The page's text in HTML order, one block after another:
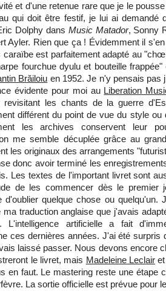
et d'une retenue rare que je le
qui doit être festif, je lui ai demandé
Dolphy dans Music Matador, Sonny
Ayler. Rien que ça ! Évidemment il
caraïbe est parfaitement adapté au
fourchue dyulu et bouteille
Brăiloiu en 1952. Je n'y pensais pas
évidente pour moi au Liberation
revisitant les chants de la guerre
différent du point de vue du style ou
les archives conservent leur
me semble décuplée grâce au
les originaux des arrangements
donc avoir terminé les
Les textes de l'important livret sont
de les commencer dès le premier
d'oublier quelque chose ou quelqu'un.
ma traduction anglaise que j'avais
L'intelligence artificielle a fait
ces dernières années. J'ai été surpris
laissé passer. Nous devons encore
le livret, mais Madeleine Leclair
en faut. Le mastering reste une étape
La sortie officielle est prévue pour